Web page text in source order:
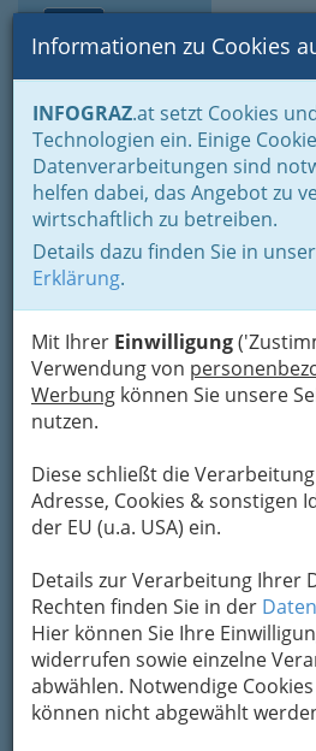
Suche
Informationen zu Cookies
INFOGRAZ.at setzt Cookies
Technologien ein. Einige
Datenverarbeitungen sind
helfen dabei, das Angebot zu
wirtschaftlich zu betreiben.
Details dazu finden Sie in
Erklärung.
Mit Ihrer Einwilligung
Verwendung von
Werbung können Sie unsere
nutzen.
Diese schließt die
Adresse, Cookies & sonstigen
der EU (u.a. USA) ein.
Details zur Verarbeitung Ihrer
Rechten finden Sie in der
Hier können Sie Ihre
widerrufen sowie einzelne
abwählen. Notwendige
können nicht abgewählt
Home Branchen
Einkaufen &
Handel in Graz
Spezielles
Landesprodukte
Ing. Alfred
Ruckerlberggürtel 25, 8010 Graz
Karte
Adresse mit Google Maps